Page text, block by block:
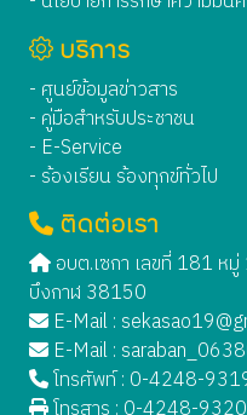
บริการ
- ศูนย์ข้อมูลข่าวสาร
- คู่มือสำหรับประชาชน
- E-Service
- ร้องเรียน ร้องทุกข์ทั่วไป
ติดต่อเรา
อบต.เซกา เลขที่ 181 ห
บึงกาฬ 38150
E-Mail :
E-Mail :
โทรศัพท์ : 0-4248-